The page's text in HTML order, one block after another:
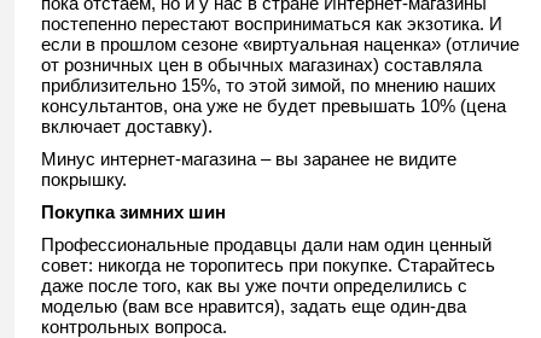
постепенно перестают восприниматься как экзотика. И
если в прошлом сезоне «виртуальная наценка» (отличие
от розничных цен в обычных магазинах) составляла
приблизительно 15%, то этой зимой, по мнению наших
консультантов, она уже не будет превышать 10% (цена
включает доставку).
Минус интернет-магазина – вы заранее не видите
покрышку.
Покупка зимних шин
Профессиональные продавцы дали нам один ценный
совет: никогда не торопитесь при покупке. Старайтесь
даже после того, как вы уже почти определились с
моделью (вам все нравится), задать еще один-два
контрольных вопроса.